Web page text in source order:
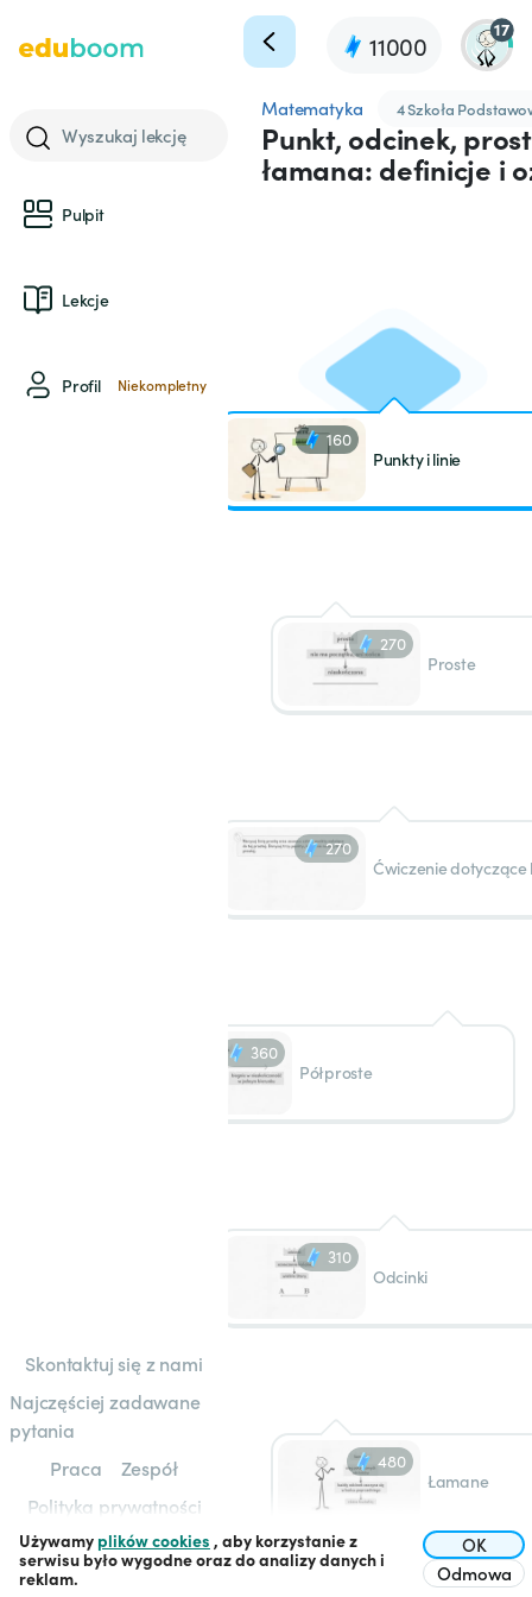
11000
17
Wyszukaj lekcję
Pulpit
Lekcje
Profil Niekompletny
Skontaktuj się z nami
Najczęściej zadawane
pytania
Praca
Zespół
Polityka prywatności
Regulamin
Matematyka 4 Szkoła
Punkt, odcinek,
łamana: definicje i
160
Punkty i linie
270
Proste
270
Ćwiczenie dotyczące
360
Półproste
310
Odcinki
480
Łamane
Używamy plików cookies , aby korzystanie z
serwisu było wygodne oraz do analizy danych i
reklam.
Odmowa
OK